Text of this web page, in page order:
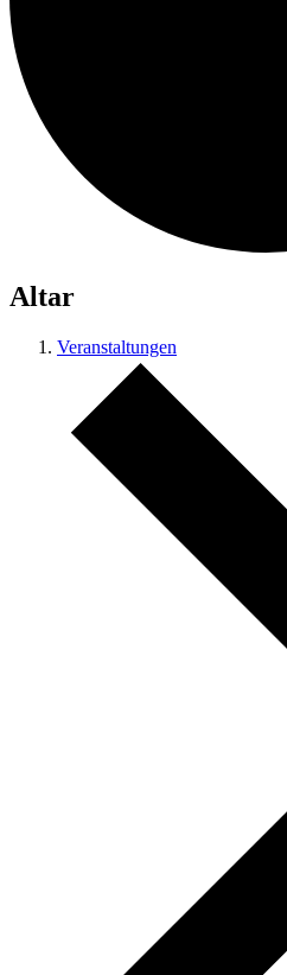
Altar
Veranstaltungen